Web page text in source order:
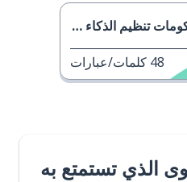
الذكاء الاصطناعي
48 كلمات/عبارات
الذي تستمتع به